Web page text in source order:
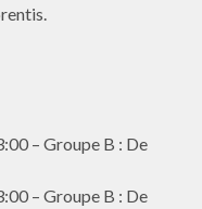
– Groupe B : De
– Groupe B : De